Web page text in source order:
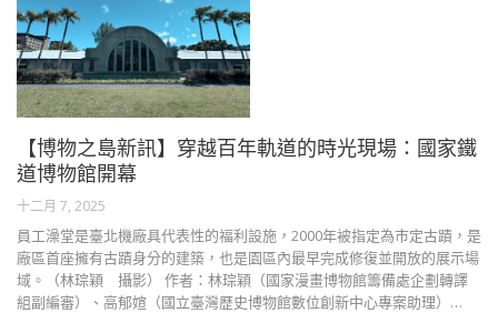
【博物之島新訊】穿越百年軌道的時光現場：國家鐵
道博物館開幕
十二月 7, 2025
員工澡堂是臺北機廠具代表性的福利設施，2000年被指定為市定古蹟，是
廠區首座擁有古蹟身分的建築，也是園區內最早完成修復並開放的展示場
域。（林琮穎 攝影） 作者：林琮穎（國家漫畫博物館籌備處企劃轉譯
組副編審）、高郁媗（國立臺灣歷史博物館數位創新中心專案助理）…